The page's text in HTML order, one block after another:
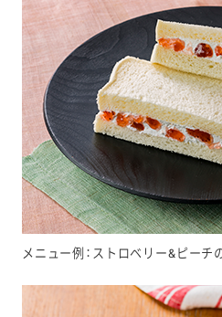
メニュー例：ストロベリー&ピーチ